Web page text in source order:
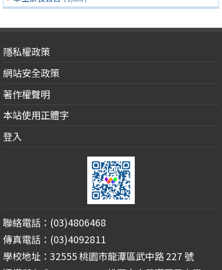
隱私權政策
網站安全政策
著作權聲明
本站使用正體字
登入
聯絡電話：(03)4806468
傳真電話：(03)4092811
學校地址：32555 桃園市龍潭區武中路 227 號